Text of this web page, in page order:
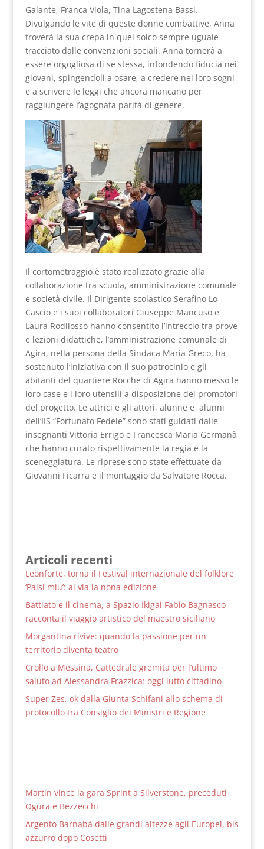
Galante, Franca Viola, Tina Lagostena Bassi.
Divulgando le vite di queste donne combattive, Anna
troverà la sua crepa in quel solco sempre uguale
tracciato dalle convenzioni sociali. Anna tornerà a
essere orgogliosa di se stessa, infondendo fiducia nei
giovani, spingendoli a osare, a credere nei loro sogni
e a scrivere le leggi che ancora mancano per
raggiungere l’agognata parità di genere.
Il cortometraggio è stato realizzato grazie alla
collaborazione tra scuola, amministrazione comunale
e società civile. Il Dirigente scolastico Serafino Lo
Cascio e i suoi collaboratori Giuseppe Mancuso e
Laura Rodilosso hanno consentito l’intreccio tra prove
e lezioni didattiche, l’amministrazione comunale di
Agira, nella persona della Sindaca Maria Greco, ha
sostenuto l’iniziativa con il suo patrocinio e gli
abitanti del quartiere Rocche di Agira hanno messo le
loro case e i loro utensili a disposizione dei promotori
del progetto. Le attrici e gli attori, alunne e alunni
dell’IIS “Fortunato Fedele” sono stati guidati dalle
insegnanti Vittoria Errigo e Francesca Maria Germanà
che hanno curato rispettivamente la regia e la
sceneggiatura. Le riprese sono state effettuate da
Giovanni Ficarra e il montaggio da Salvatore Rocca.
Articoli recenti
Leonforte, torna il Festival internazionale del folklore
‘Paisi miu’: al via la nona edizione
Battiato e il cinema, a Spazio Ikigai Fabio Bagnasco
racconta il viaggio artistico del maestro siciliano
Morgantina rivive: quando la passione per un
territorio diventa teatro
Crollo a Messina, Cattedrale gremita per l’ultimo
saluto ad Alessandra Frazzica: oggi lutto cittadino
Super Zes, ok dalla Giunta Schifani allo schema di
protocollo tra Consiglio dei Ministri e Regione
Martin vince la gara Sprint a Silverstone, preceduti
Ogura e Bezzecchi
Argento Barnabà dalle grandi altezze agli Europei, bis
azzurro dopo Cosetti